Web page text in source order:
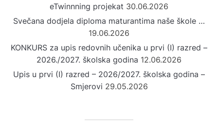
eTwinnning projekat 30.06.2026
Svečana dodjela diploma maturantima naše škole …
19.06.2026
KONKURS za upis redovnih učenika u prvi (I) razred –
2026./2027. školska godina 12.06.2026
Upis u prvi (I) razred – 2026/2027. školska godina –
Smjerovi 29.05.2026